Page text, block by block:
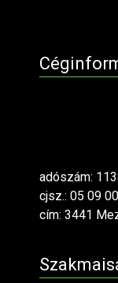
adószám:
cjsz.: 05 09
cím: 3441